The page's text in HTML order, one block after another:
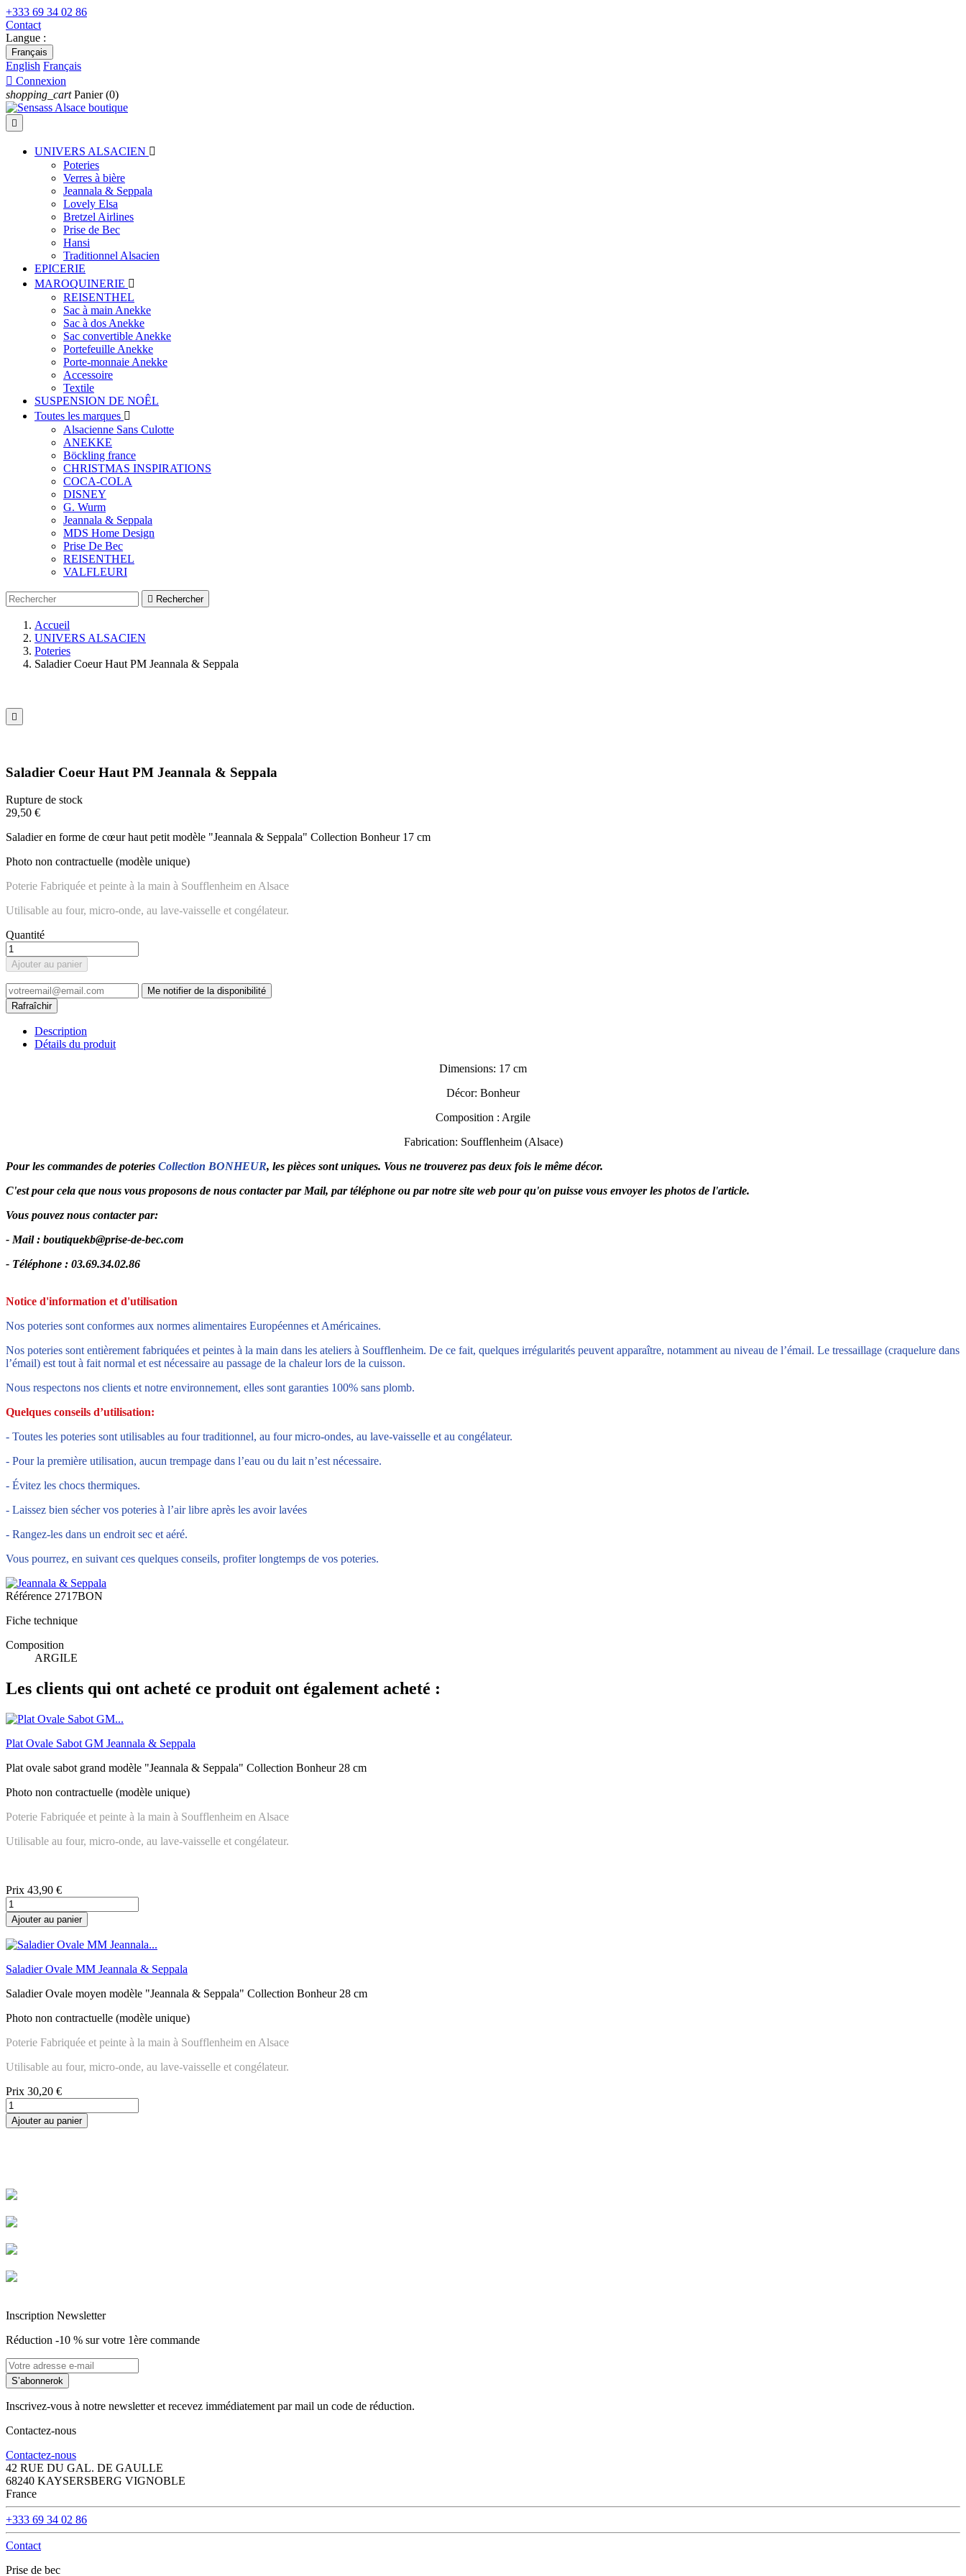
+333 69 34 02 86
Contact
Langue :
Français
English Français
 Connexion
shopping_cart Panier (0)

UNIVERS ALSACIEN 
Poteries
Verres à bière
Jeannala & Seppala
Lovely Elsa
Bretzel Airlines
Prise de Bec
Hansi
Traditionnel Alsacien
EPICERIE
MAROQUINERIE 
REISENTHEL
Sac à main Anekke
Sac à dos Anekke
Sac convertible Anekke
Portefeuille Anekke
Porte-monnaie Anekke
Accessoire
Textile
SUSPENSION DE NOÊL
Toutes les marques 
Alsacienne Sans Culotte
ANEKKE
Böckling france
CHRISTMAS INSPIRATIONS
COCA-COLA
DISNEY
G. Wurm
Jeannala & Seppala
MDS Home Design
Prise De Bec
REISENTHEL
VALFLEURI
 Rechercher
Accueil
UNIVERS ALSACIEN
Poteries
Saladier Coeur Haut PM Jeannala & Seppala

Saladier Coeur Haut PM Jeannala & Seppala
Rupture de stock
29,50 €
Saladier en forme de cœur haut petit modèle "Jeannala & Seppala" Collection Bonheur 17 cm
Photo non contractuelle (modèle unique)
Poterie Fabriquée et peinte à la main à Soufflenheim en Alsace
Utilisable au four, micro-onde, au lave-vaisselle et congélateur.
Quantité
Ajouter au panier
Me notifier de la disponibilité
Description
Détails du produit
Dimensions: 17 cm
Décor: Bonheur
Composition : Argile
Fabrication: Soufflenheim (Alsace)
Pour les commandes de poteries Collection BONHEUR, les pièces sont uniques. Vous ne trouverez pas deux fois le même décor.
C'est pour cela que nous vous proposons de nous contacter par Mail, par téléphone ou par notre site web pour qu'on puisse vous envoyer les photos de l'article.
Vous pouvez nous contacter par:
- Mail : boutiquekb@prise-de-bec.com
- Téléphone : 03.69.34.02.86
Notice d'information et d'utilisation
Nos poteries sont conformes aux normes alimentaires Européennes et Américaines.
Nos poteries sont entièrement fabriquées et peintes à la main dans les ateliers à Soufflenheim. De ce fait, quelques irrégularités peuvent apparaître, notamment au niveau de l’émail. Le tressaillage (craquelure dans
l’émail) est tout à fait normal et est nécessaire au passage de la chaleur lors de la cuisson.
Nous respectons nos clients et notre environnement, elles sont garanties 100% sans plomb.
Quelques conseils d’utilisation:
- Toutes les poteries sont utilisables au four traditionnel, au four micro-ondes, au lave-vaisselle et au congélateur.
- Pour la première utilisation, aucun trempage dans l’eau ou du lait n’est nécessaire.
- Évitez les chocs thermiques.
- Laissez bien sécher vos poteries à l’air libre après les avoir lavées
- Rangez-les dans un endroit sec et aéré.
Vous pourrez, en suivant ces quelques conseils, profiter longtemps de vos poteries.
Référence 2717BON
Fiche technique
Composition
ARGILE
Les clients qui ont acheté ce produit ont également acheté :
Plat Ovale Sabot GM Jeannala & Seppala
Plat ovale sabot grand modèle "Jeannala & Seppala" Collection Bonheur 28 cm
Photo non contractuelle (modèle unique)
Poterie Fabriquée et peinte à la main à Soufflenheim en Alsace
Utilisable au four, micro-onde, au lave-vaisselle et congélateur.
Prix 43,90 €
Ajouter au panier
Saladier Ovale MM Jeannala & Seppala
Saladier Ovale moyen modèle "Jeannala & Seppala" Collection Bonheur 28 cm
Photo non contractuelle (modèle unique)
Poterie Fabriquée et peinte à la main à Soufflenheim en Alsace
Utilisable au four, micro-onde, au lave-vaisselle et congélateur.
Prix 30,20 €
Ajouter au panier
Inscription Newsletter
Réduction -10 % sur votre 1ère commande
S’abonnerok
Inscrivez-vous à notre newsletter et recevez immédiatement par mail un code de réduction.
Contactez-nous
Contactez-nous
42 RUE DU GAL. DE GAULLE
68240 KAYSERSBERG VIGNOBLE
France
+333 69 34 02 86
Contact
Prise de bec